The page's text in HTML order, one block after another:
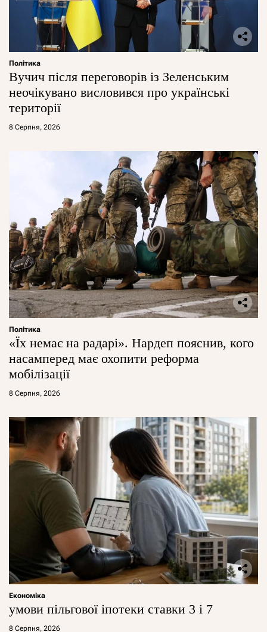
Політика
Вучич після переговорів із Зеленським
неочікувано висловився про українські
території
8 Серпня, 2026
Політика
«Їх немає на радарі». Нардеп пояснив, кого
насамперед має охопити реформа
мобілізації
8 Серпня, 2026
Економіка
умови пільгової іпотеки ставки 3 і 7
8 Серпня, 2026